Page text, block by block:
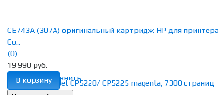
избранное сравнить
CE743A (307A) оригинальный картридж HP для
Co...
(0)
19 990 руб.
В корзину